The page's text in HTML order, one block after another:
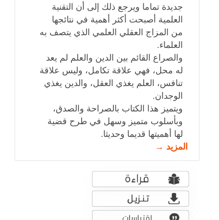
جديدة تماما ويرجع ذلك إلى أن التقنية
العلمية أصبحت أكثر أهمية في نتائجها
من المزاج العقلي العلمي الذي يتصف به
العلماء.
والصراع القائم بين الدين والعلم لم يعد
له محل، فهي علاقة تكامل، وليس علاقة
تنافس، العلم يغذي العقل، والدين يغذي
الوجدان.
ويتميز هذا الكتاب بالصراحة والصدق،
وبأسلوب متميز وسهل في طرح قضية
لها أهميتها قديما وحديثا.
المزيد →